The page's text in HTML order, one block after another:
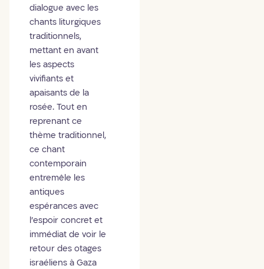
dialogue avec les
chants liturgiques
traditionnels,
mettant en avant
les aspects
vivifiants et
apaisants de la
rosée. Tout en
reprenant ce
thème traditionnel,
ce chant
contemporain
entremêle les
antiques
espérances avec
l’espoir concret et
immédiat de voir le
retour des otages
israéliens à Gaza